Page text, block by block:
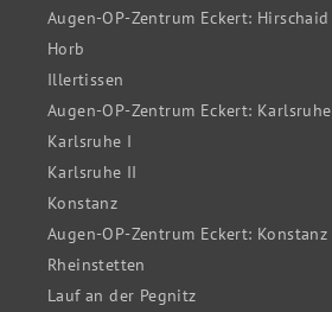
Augen-OP-Zentrum Eckert: Hirschaid
Horb
Illertissen
Augen-OP-Zentrum Eckert: Karlsruhe
Karlsruhe I
Karlsruhe II
Konstanz
Augen-OP-Zentrum Eckert: Konstanz
Rheinstetten
Lauf an der Pegnitz